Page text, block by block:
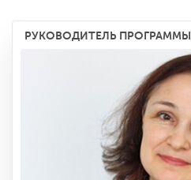
РУКОВОДИТЕЛЬ ПРОГРАММЫ